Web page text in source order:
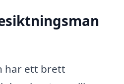
har ett brett